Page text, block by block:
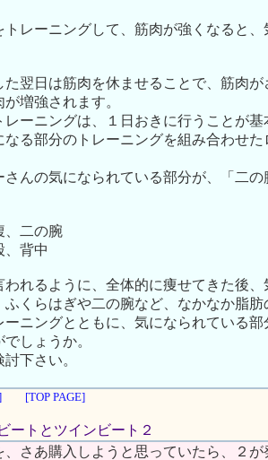
トレーニングして、筋肉が強くなると
た翌日は筋肉を休ませることで、筋肉
増強されます。
レーニングは、１日おきに行うことが
なる部分のトレーニングを組み合わせ
さんの気になられている部分が、「二
二の腕
背中
われるように、全体的に痩せてきた後
ふくらはぎや二の腕など、なかなか脂
ーニングとともに、気になられている
しょうか。
下さい。
[TOP PAGE]
ートとツインビート２
、さあ購入しようと思っていたら、２